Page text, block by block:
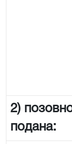
2)
подана: